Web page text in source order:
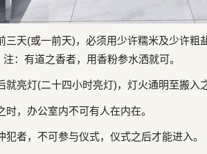
天(或一前天)，必须用少许糯米及少许粗
：有道之香者，用香粉参水洒就可。
亮灯(二十四小时亮灯)，灯火通明至搬入
，办公室内不可有人在内在。
者，不可参与仪式，仪式之后才能进入。